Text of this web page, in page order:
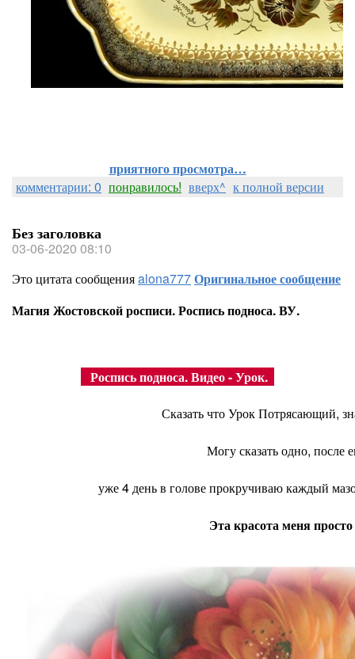
приятного просмотра…
комментарии: 0 понравилось! вверх^ к полной версии
Без заголовка
03-06-2020 08:10
Это цитата сообщенияalona777Оригинальное сообщение
Магия Жостовской росписи. Роспись подноса. ВУ.
Роспись подноса. Видео - Урок.
Сказать что Урок Потрясающий,
Могу сказать одно, после
уже 4 день в голове прокручиваю каждый
Эта красота меня